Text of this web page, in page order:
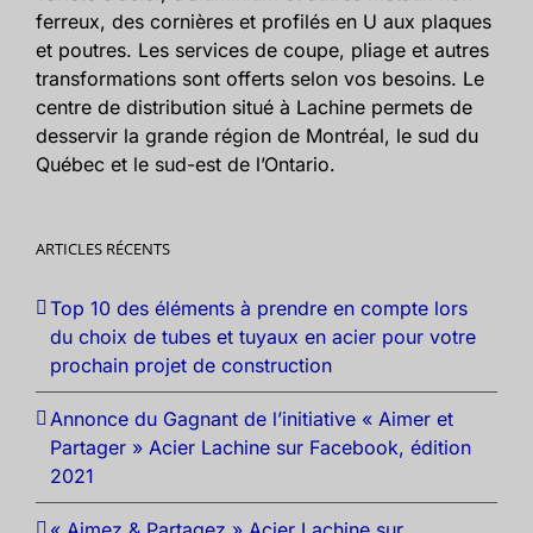
ferreux, des cornières et profilés en U aux plaques
et poutres. Les services de coupe, pliage et autres
transformations sont offerts selon vos besoins. Le
centre de distribution situé à Lachine permets de
desservir la grande région de Montréal, le sud du
Québec et le sud-est de l’Ontario.
ARTICLES RÉCENTS
Top 10 des éléments à prendre en compte lors
du choix de tubes et tuyaux en acier pour votre
prochain projet de construction
Annonce du Gagnant de l’initiative « Aimer et
Partager » Acier Lachine sur Facebook, édition
2021